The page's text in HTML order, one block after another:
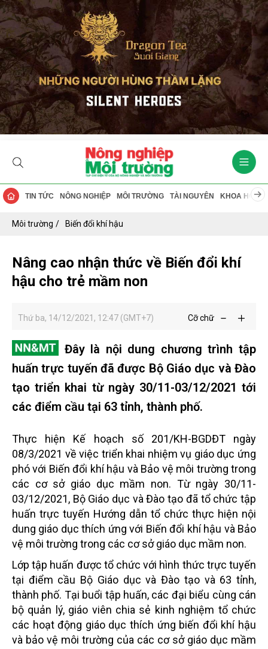
TIN TỨC NÔNG NGHIỆP MÔI TRƯỜNG TÀI NGUYÊN KHOA HỌC
Môi trường Biến đổi khí hậu
Nâng cao nhận thức về Biến đổi khí
hậu cho trẻ mầm non
Thứ ba, 14/12/2021, 12:47 (GMT+7) Cỡ chữ
Đây là nội dung chương trình tập
huấn trực tuyến đã được Bộ Giáo dục và Đào
tạo triển khai từ ngày 30/11-03/12/2021 tới
các điểm cầu tại 63 tỉnh, thành phố.
Thực hiện Kế hoạch số 201/KH-BGDĐT ngày
08/3/2021 về việc triển khai nhiệm vụ giáo dục ứng
phó với Biến đổi khí hậu và Bảo vệ môi trường trong
các cơ sở giáo dục mầm non. Từ ngày 30/11-
03/12/2021, Bộ Giáo dục và Đào tạo đã tổ chức tập
huấn trực tuyến Hướng dẫn tổ chức thực hiện nội
dung giáo dục thích ứng với Biến đổi khí hậu và Bảo
vệ môi trường trong các cơ sở giáo dục mầm non.
Lớp tập huấn được tổ chức với hình thức trực tuyến
tại điểm cầu Bộ Giáo dục và Đào tạo và 63 tỉnh,
thành phố. Tại buổi tập huấn, các đại biểu cùng cán
bộ quản lý, giáo viên chia sẻ kinh nghiệm tổ chức
các hoạt động giáo dục thích ứng biến đổi khí hậu
và bảo vệ môi trường của các cơ sở giáo dục mầm